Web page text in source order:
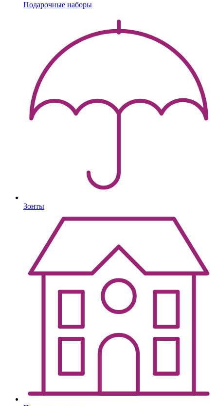
Подарочные наборы
Зонты